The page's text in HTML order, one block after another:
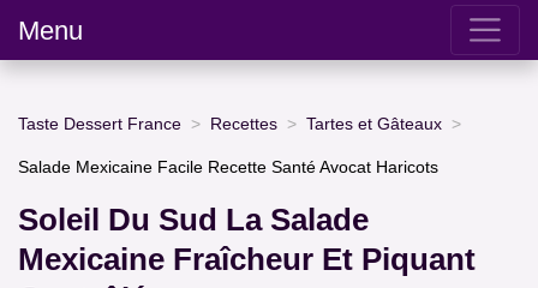
Menu
Taste Dessert France Recettes Tartes et Gâteaux
Salade Mexicaine Facile Recette Santé Avocat Haricots
Soleil Du Sud La Salade
Mexicaine Fraîcheur Et Piquant